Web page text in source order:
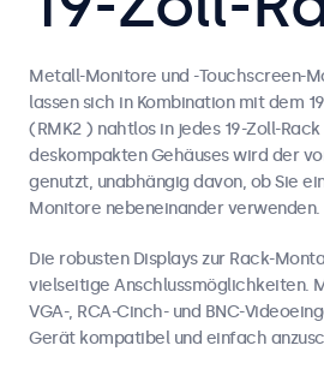
Metall-Monitore und -Touchscreen-
lassen sich in Kombination mit dem
(RMK2 ) nahtlos in jedes 19-Zoll-
deskompakten Gehäuses wird der
genutzt, unabhängig davon, ob Sie
Monitore nebeneinander verwenden.
Die robusten Displays zur Rack-
vielseitige Anschlussmöglichkeiten.
VGA-, RCA-Cinch- und BNC-
Gerät kompatibel und einfach